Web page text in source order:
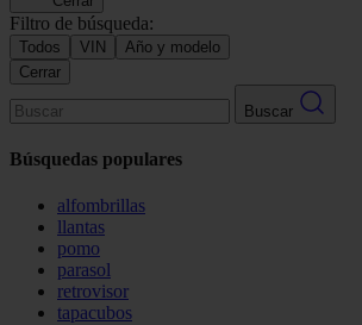
Filtro de búsqueda:
Todos VIN
Año y modelo
Cerrar
Buscar
Búsquedas populares
alfombrillas
llantas
pomo
parasol
retrovisor
tapacubos